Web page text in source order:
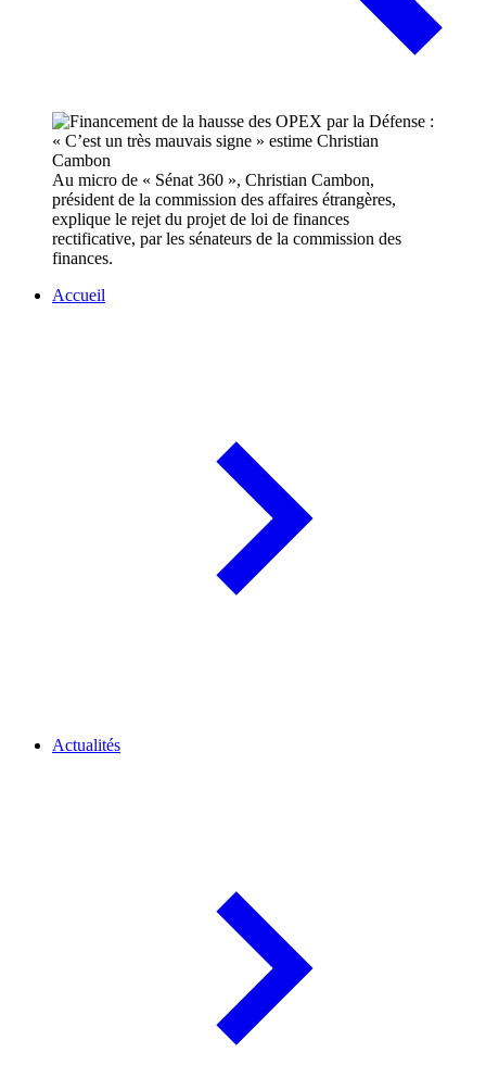
Au micro de « Sénat 360 », Christian Cambon,
président de la commission des affaires étrangères,
explique le rejet du projet de loi de finances
rectificative, par les sénateurs de la commission des
finances.
Accueil
Actualités